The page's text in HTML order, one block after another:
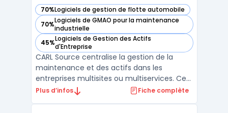
70%Logiciels de gestion de flotte automobile
— voir Carl Source dans cette catégorie
70%Logiciels de GMAO pour la maintenance
industrielle
— voir Carl Source dans cette catégorie
45%Logiciels de Gestion des Actifs
d'Entreprise
— voir Carl Source dans cette catégorie
CARL Source centralise la gestion de la
maintenance et des actifs dans les
entreprises multisites ou multiservices. Ce
CMMS web natif assure un suivi des
Plus d’infos Fiche complète